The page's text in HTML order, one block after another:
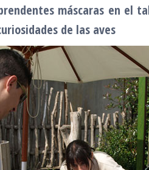
máscaras en el
de las aves